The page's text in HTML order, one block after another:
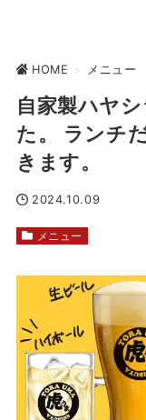
HOME > メニュー
自家製ハヤ
た。 ランチ
きます。
2024.10.09
メニュー